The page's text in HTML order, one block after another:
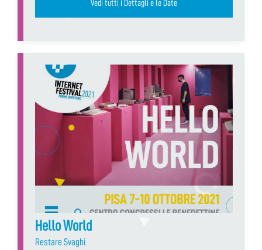
Vedi tutti i Dettagli e le Date
Hello World
Restare Svaghi